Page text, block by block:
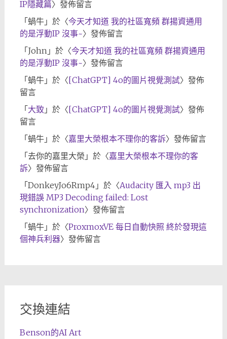
IP隱藏篇〉發佈留言
「 蝸牛」於〈今天才知道 我的社區寬頻 群揚資通用
的是浮動IP 沒事~〉發佈留言
「 John」於〈今天才知道 我的社區寬頻 群揚資通用
的是浮動IP 沒事~〉發佈留言
「 蝸牛」於〈[ChatGPT] 4o的圖片視覺測試〉發佈
留言
「 大致 」於〈[ChatGPT] 4o的圖片視覺測試〉發佈
留言
「 蝸牛」於〈嘉里大榮根本不理你的客訴〉發佈留言
「 去你的嘉里大榮 」於〈嘉里大榮根本不理你的客
訴〉發佈留言
「 DonkeyJo6Rmp4」於〈Audacity 匯入 mp3 出
現錯誤 MP3 Decoding failed: Lost
synchronization〉發佈留言
「 蝸牛」於〈ProxmoxVE 每日自動快照 終於發現這
個神兵利器〉發佈留言
交換連結
Benson的AI Art